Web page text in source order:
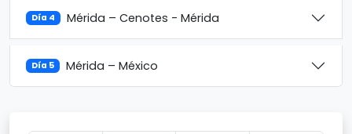
Día 4 Mérida – Cenotes - Mérida
Día 5 Mérida – México